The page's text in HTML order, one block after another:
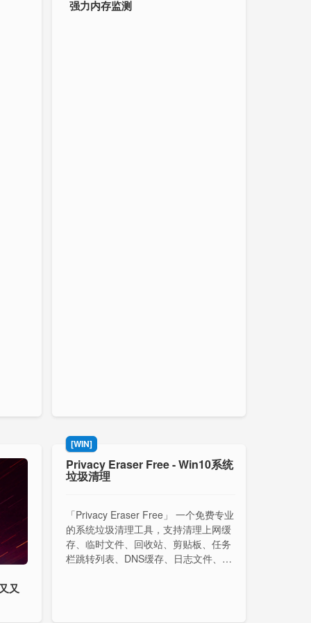
强力内存监测
又
[WIN]
Privacy Eraser Free - Win10系统
垃圾清理
「Privacy Eraser Free」 一个免费专业
的系统垃圾清理工具，支持清理上网缓
存、临时文件、回收站、剪贴板、任务
栏跳转列表、DNS缓存、日志文件、内